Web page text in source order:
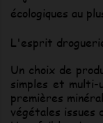
écologiques au
L'esprit
Un choix de
simples et
premières
végétales issues